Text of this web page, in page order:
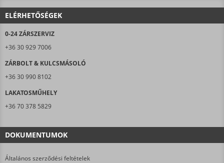
ELÉRHETŐSÉGEK
0-24 ZÁRSZERVIZ
+36 30 929 7006
ZÁRBOLT & KULCSMÁSOLÓ
+36 30 990 8102
LAKATOSMŰHELY
+36 70 378 5829
DOKUMENTUMOK
Általános szerződési feltételek